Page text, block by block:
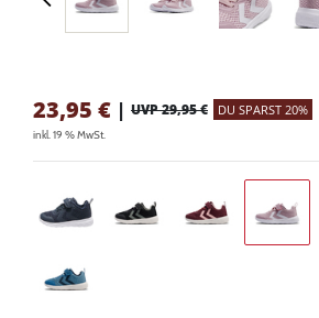
23,95 € | UVP 29,95 € DU SPARST 20%
inkl. 19 % MwSt.